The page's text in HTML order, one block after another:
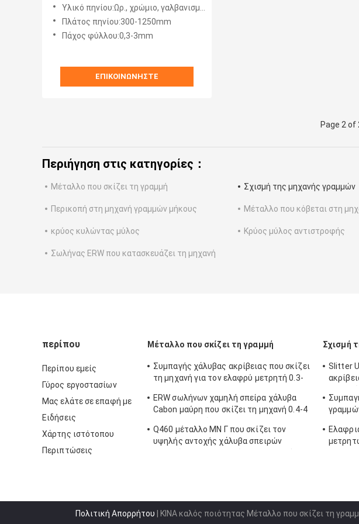
Υλικό πηνίου:Ωρ., χρώμιο, γαλβανισμένος χάλυβας, PPGI
Πλάτος πηνίου:300-1250mm
Πάχος φύλλου:0,3-3mm
ΕΠΙΚΟΙΝΩΝΉΣΤΕ
Page 2 of
Περιήγηση στις κατηγορίες：
Μέταλλο που σκίζει τη γραμμή Σχισμή της μηχανής γραμμών
Περικοπή στη μηχανή γραμμών μήκους Μέταλλο που κόβεται στη
κρύος κυλώντας μύλος Κρύος μύλος αντιστροφής
Σωλήνας ERW που κατασκευάζει τη μηχανή
περίπου
Περίπου εμείς
Γύρος εργοστασίων
Μας ελάτε σε επαφή με
Ειδήσεις
Χάρτης ιστότοπου
Περιπτώσεις
Μέταλλο που σκίζει τη γραμμή
Συμπαγής χάλυβας ακρίβειας που σκίζει
τη μηχανή για τον ελαφρύ μετρητή 0.3-
ERW σωλήνων χαμηλή σπείρα χάλυβα
Cabon μαύρη που σκίζει τη μηχανή 0.4-4
Q460 μέταλλο ΜΝ Γ που σκίζει τον
υψηλής αντοχής χάλυβα σπειρών
Σχισμή
Slitter
Πολιτική Απορρήτου | ΚΙΝΑ καλός ποιότητας Μέταλλο που σκίζει τη